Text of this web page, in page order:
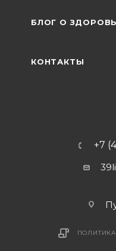
БЛОГ О
КОНТАКТЫ
+7